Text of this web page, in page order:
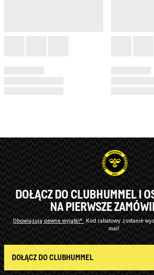
DOŁĄCZ DO CLUBHUMMEL I
NA PIERWSZE
Obowiązują pewne wyjątki* Kod rabatowy zostanie
mail.
DOŁĄCZ DO CLUBHUMMEL